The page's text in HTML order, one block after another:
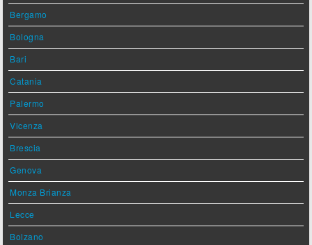
Bergamo
Bologna
Bari
Catania
Palermo
Vicenza
Brescia
Genova
Monza Brianza
Lecce
Bolzano